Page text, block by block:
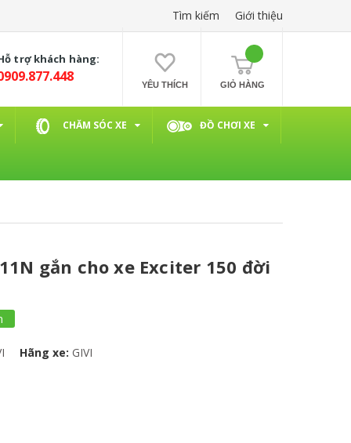
Tìm kiếm Giới thiệu
trợ khách hàng:
YÊU THÍCH GIỎ HÀNG
CHĂM SÓC XE ĐỒ CHƠI XE
gắn cho xe Exciter 150 đời
Hãng xe: GIVI